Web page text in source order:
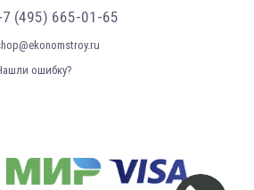
(495) 665-01-65
ошибку?